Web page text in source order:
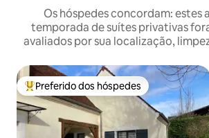
Os hóspedes concordam: estes
temporada de suítes privativas
avaliados por sua localização,
Entre os melhores preferidos dos
Preferido dos hóspedes